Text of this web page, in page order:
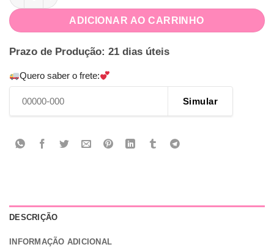
ADICIONAR AO CARRINHO
Prazo de Produção: 21 dias úteis
Quero saber o frete:
Simular
DESCRIÇÃO
INFORMAÇÃO ADICIONAL